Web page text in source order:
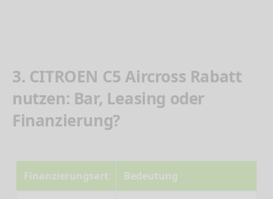
3. CITROEN C5 Aircross Rabatt
nutzen: Bar, Leasing oder
Finanzierung?
Finanzierungsart Bedeutung